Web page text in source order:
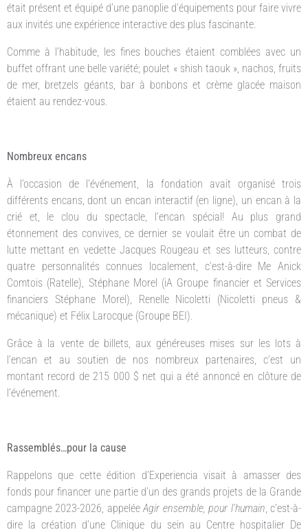
était présent et équipé d’une panoplie d’équipements pour faire vivre
aux invités une expérience interactive des plus fascinante.
Comme à l’habitude, les fines bouches étaient comblées avec un
buffet offrant une belle variété; poulet « shish taouk », nachos, fruits
de mer, bretzels géants, bar à bonbons et crème glacée maison
étaient au rendez-vous.
Nombreux encans
À l’occasion de l’événement, la fondation avait organisé trois
différents encans, dont un encan interactif (en ligne), un encan à la
crié et, le clou du spectacle, l’encan spécial! Au plus grand
étonnement des convives, ce dernier se voulait être un combat de
lutte mettant en vedette Jacques Rougeau et ses lutteurs, contre
quatre personnalités connues localement, c’est-à-dire Me Anick
Comtois (Ratelle), Stéphane Morel (iA Groupe financier et Services
financiers Stéphane Morel), Renelle Nicoletti (Nicoletti pneus &
mécanique) et Félix Larocque (Groupe BEI).
Grâce à la vente de billets, aux généreuses mises sur les lots à
l’encan et au soutien de nos nombreux partenaires, c’est un
montant record de 215 000 $ net qui a été annoncé en clôture de
l’événement.
Rassemblés…pour la cause
Rappelons que cette édition d’Experiencia visait à amasser des
fonds pour financer une partie d’un des grands projets de la Grande
campagne 2023-2026, appeléeAgir ensemble, pour l’humain, c’est-à-
dire la création d’une Clinique du sein au Centre hospitalier De